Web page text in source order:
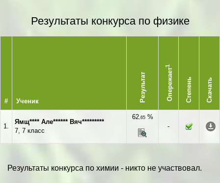
Результаты конкурса по физике
# Ученик Результат Опережает
1
Степень Скачать
1.
Ямщ**** Але****** Вяч*********
7, 7 класс
62,65%
-
Результаты конкурса по химии - никто не участвовал.